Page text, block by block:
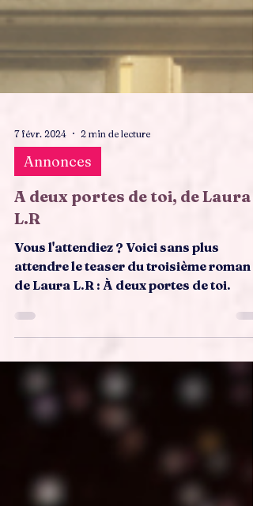
7 févr. 2024 2 min de lecture
Annonces
A deux portes de toi, de Laura
L.R
Vous l'attendiez ? Voici sans plus
attendre le teaser du troisième roman